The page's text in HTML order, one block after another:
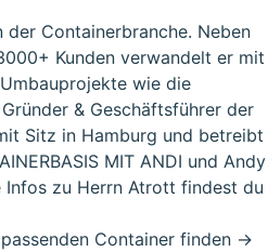
der Containerbranche. Neben
Kunden verwandelt er mit
wie die
& Geschäftsführer der
Sitz in Hamburg und betreibt
MIT ANDI und Andy
Infos zu Herrn Atrott findest du
Container finden →